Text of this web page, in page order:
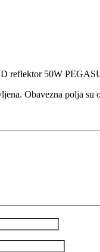
reflektor 50W
Obavezna polja su